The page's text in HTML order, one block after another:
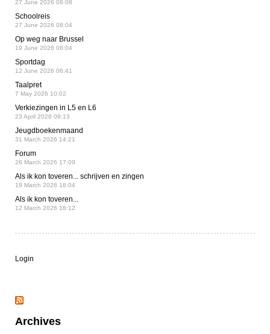
27 June 2026 08:08
Schoolreis
27 June 2026 08:04
Op weg naar Brussel
19 June 2026 06:04
Sportdag
12 June 2026 06:41
Taalpret
7 May 2026 10:02
Verkiezingen in L5 en L6
23 April 2026 09:13
Jeugdboekenmaand
31 March 2026 14:21
Forum
26 March 2026 17:09
Als ik kon toveren... schrijven en zingen
19 March 2026 18:04
Als ik kon toveren...
12 March 2026 18:12
Login
Archives